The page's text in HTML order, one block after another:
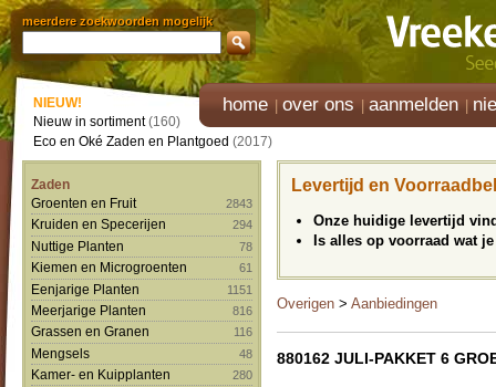
meerdere zoekwoorden mogelijk
home over ons aanmelden
NIEUW!
Nieuw in sortiment(160)
Eco en Oké Zaden en Plantgoed (2017)
Zaden
Groenten en Fruit
2843
Kruiden en Specerijen 294
Nuttige Planten 78
Kiemen en Microgroenten 61
Eenjarige Planten 1151
Meerjarige Planten 816
Grassen en Granen 116
Mengsels 48
Kamer- en Kuipplanten 280
Levertijd en
Onze huidige levertijd
Is alles op voorraad wat
Overigen > Aanbiedingen
880162 JULI-PAKKET 6